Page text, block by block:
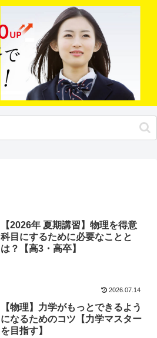
【2026年 夏期講習】物理を得意
科目にするために必要なことと
は？【高3・高卒】
2026.07.14
【物理】力学がもっとできるよう
になるためのコツ【力学マスター
を目指す】